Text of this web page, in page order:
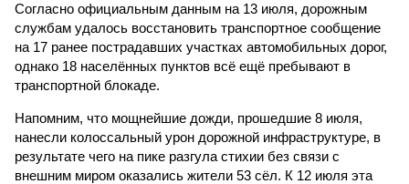
Согласно официальным данным на 13 июля, дорожным
службам удалось восстановить транспортное сообщение
на 17 ранее пострадавших участках автомобильных дорог,
однако 18 населённых пунктов всё ещё пребывают в
транспортной блокаде.
Напомним, что мощнейшие дожди, прошедшие 8 июля,
нанесли колоссальный урон дорожной инфраструктуре, в
результате чего на пике разгула стихии без связи с
внешним миром оказались жители 53 сёл. К 12 июля эта